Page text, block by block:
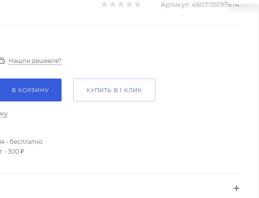
Артикул: 4607155197874
Нашли дешевле?
В КОРЗИНУ КУПИТЬ В 1 КЛИК
- бесплатно
- 300 ₽